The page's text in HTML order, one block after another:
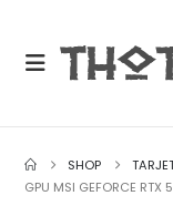
SHOP
GPU MSI GEFORCE